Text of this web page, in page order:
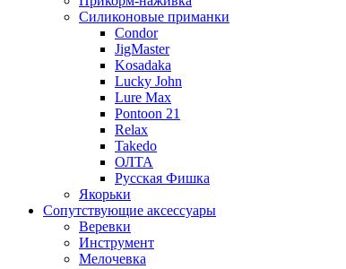
Силиконовые приманки
Condor
JigMaster
Kosadaka
Lucky John
Lure Max
Pontoon 21
Relax
Takedo
ОЛТА
Русская Фишка
Якорьки
Сопутствующие аксессуары
Веревки
Инструмент
Мелочевка